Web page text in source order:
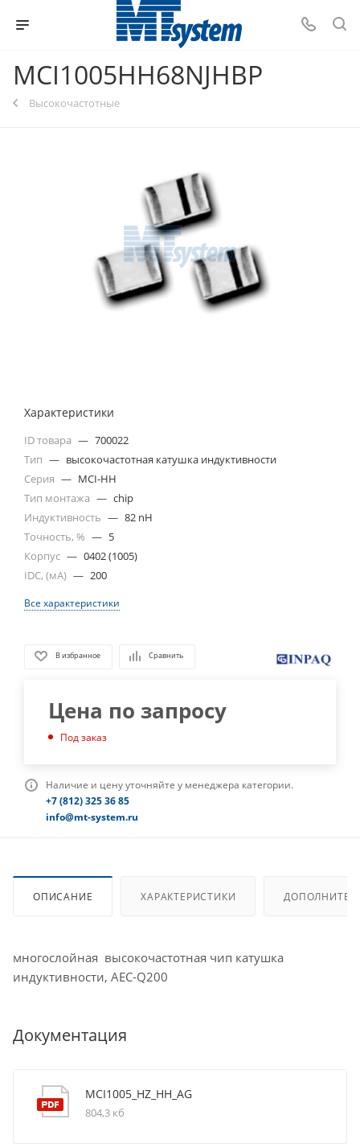
MCI1005HH68NJHBP
Высокочастотные
Характеристики
ID товара — 700022
Тип — высокочастотная катушка индуктивности
Серия — MCI-HH
Тип монтажа — chip
Индуктивность — 82 nH
Точность, % — 5
Корпус — 0402 (1005)
IDC, (мА) — 200
Все характеристики
В избранное Сравнить
Цена по запросу
Под заказ
Наличие и цену уточняйте у менеджера категории.
+7 (812) 325 36 85
info@mt-system.ru
ОПИСАНИЕ ХАРАКТЕРИСТИКИ
многослойная высокочастотная чип катушка
индуктивности, AEC-Q200
Документация
MCI1005_HZ_HH_AG
804,3 кб